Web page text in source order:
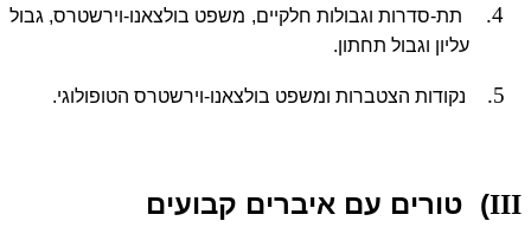
4.
תת-סדרות וגבולות חלקיים, משפט בולצאנו-וירשטרס, גבול
עליון וגבול תחתון.
5. נקודות הצטברות ומשפט בולצאנו-וירשטרס הטופולוגי.
III
) טורים עם איברים קבועים